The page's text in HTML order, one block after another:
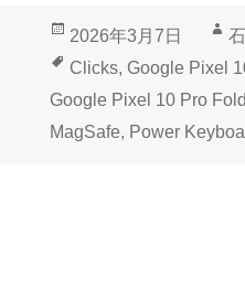
投
稿
日:
2026年3月7日
作
成
者
タ
グ
Clicks, Google Pixel
Google Pixel 10 Pro Fold
MagSafe, Power